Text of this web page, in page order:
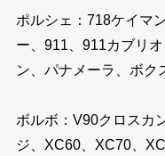
ポルシェ：718ケイマ
ー、911、911カブリ
ン、パナメーラ、ボ
ボルボ：V90クロスカ
ジ、XC60、XC70、